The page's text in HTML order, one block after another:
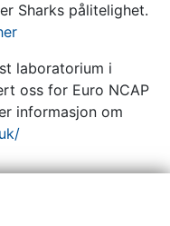
Sharks pålitelighet.
laboratorium i
oss for Euro NCAP
informasjon om